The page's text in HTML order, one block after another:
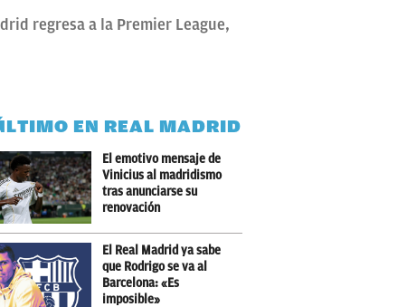
regresa a la Premier League,
EN REAL MADRID
El emotivo mensaje de
Vinicius al madridismo
tras anunciarse su
renovación
El Real Madrid ya sabe
que Rodrigo se va al
Barcelona: «Es
imposible»